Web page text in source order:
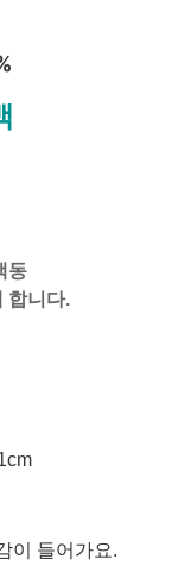
동
합니다.
이 들어가요.